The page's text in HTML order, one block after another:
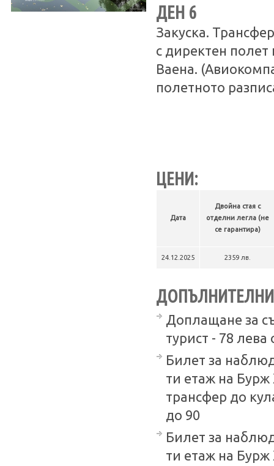
ДЕН 6
Закуска.
с директен
Ваена.
полетното
ЦЕНИ:
Дата
Двойна стая с
отделни легла (не
се гарантира)
24.12.2025 2359 лв.
Доплащане за
турист - 78 лева
Билет за
ти етаж на
трансфер до
до 90
Билет за
ти етаж на